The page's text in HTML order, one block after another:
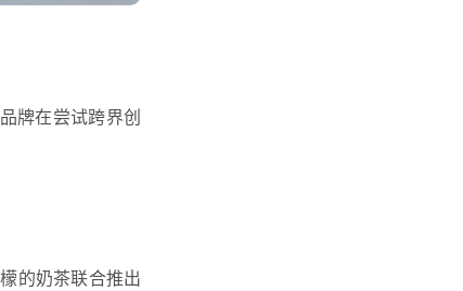
牌在尝试跨界创
的奶茶联合推出